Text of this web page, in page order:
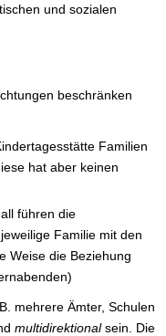
und sozialen
beschränken
Familien
hat aber keinen
führen die
Familie mit den
Weise die Beziehung
mehrere Ämter, Schulen
multidirektionalsein. Die